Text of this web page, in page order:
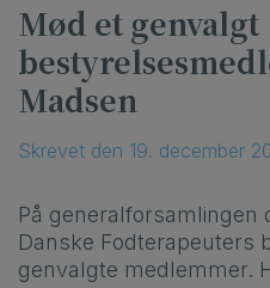
Mød et genvalgt
Madsen
Skrevet den 19. december
På generalforsamlingen
Danske Fodterapeuters
genvalgte medlemmer.